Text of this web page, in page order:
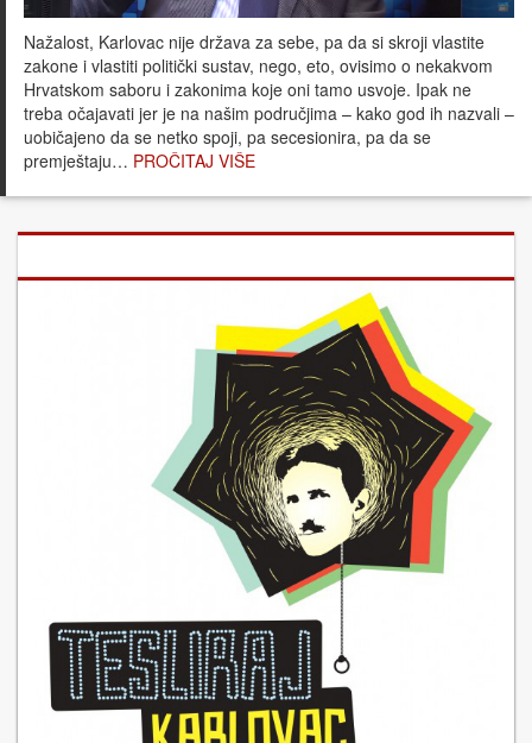
Nažalost, Karlovac nije država za sebe, pa da si skroji vlastite
zakone i vlastiti politički sustav, nego, eto, ovisimo o nekakvom
Hrvatskom saboru i zakonima koje oni tamo usvoje. Ipak ne
treba očajavati jer je na našim područjima – kako god ih nazvali –
uobičajeno da se netko spoji, pa secesionira, pa da se
premještaju… PROČITAJ VIŠE